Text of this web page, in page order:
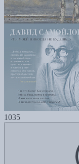
1035